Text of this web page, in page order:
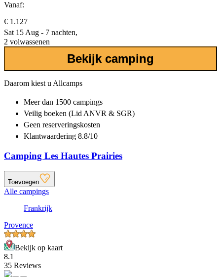
Vanaf:
€ 1.127
Sat 15 Aug - 7 nachten,
2 volwassenen
Bekijk camping
Daarom kiest u Allcamps
Meer dan 1500 campings
Veilig boeken (Lid ANVR & SGR)
Geen reserveringskosten
Klantwaardering 8.8/10
Camping Les Hautes Prairies
Toevoegen
Alle campings
Frankrijk
Provence
Bekijk op kaart
8.1
35 Reviews